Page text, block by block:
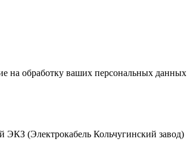
на обработку ваших персональных данных
(Электрокабель Кольчугинский завод)